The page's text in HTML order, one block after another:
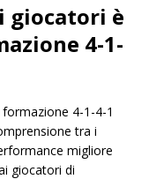
giocatori è
4-1-
4-1-4-1
tra i
migliore
giocatori di